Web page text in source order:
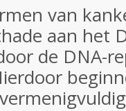
van
aan het
de DNA-